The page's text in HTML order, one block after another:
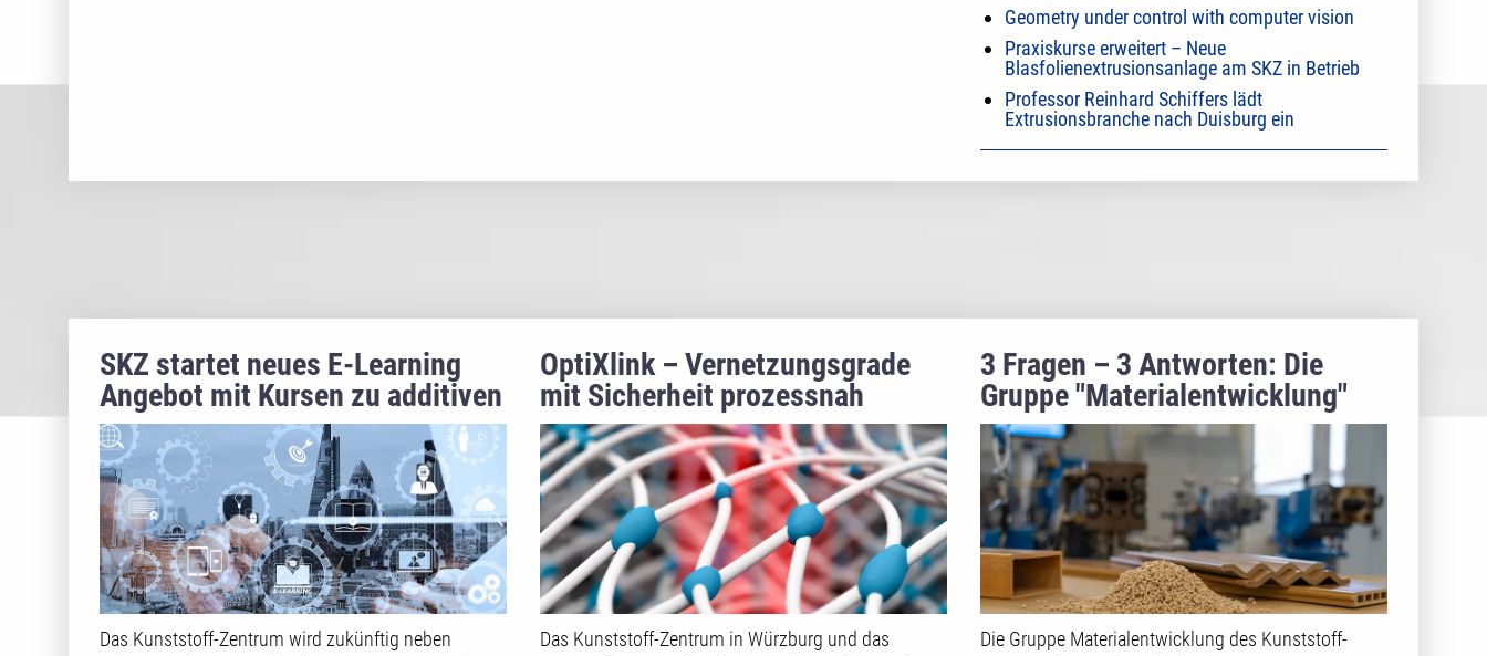
Geometry under control with computer vision
Praxiskurse erweitert – Neue
Blasfolienextrusionsanlage am SKZ in Betrieb
Professor Reinhard Schiffers lädt
Extrusionsbranche nach Duisburg ein
SKZ startet neues E-Learning
Angebot mit Kursen zu additiven
Fertigungsverfahren, Extrusion
und Werkstoffkunde
Das Kunststoff-Zentrum wird zukünftig neben
OptiXlink – Vernetzungsgrade
mit Sicherheit prozessnah
bestimmen
Das Kunststoff-Zentrum in Würzburg und das
3 Fragen – 3 Antworten: Die
Gruppe "Materialentwicklung"
am SKZ
Die Gruppe Materialentwicklung des Kunststoff-